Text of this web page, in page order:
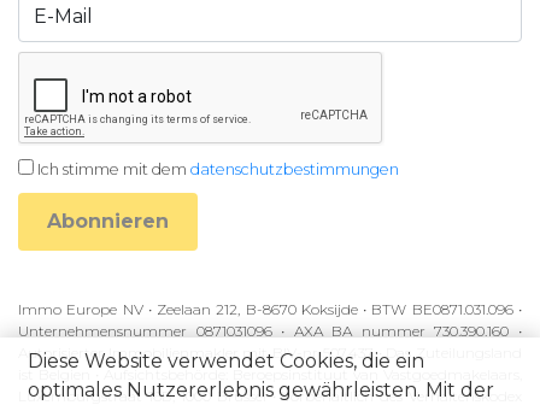
Ich stimme mit dem datenschutzbestimmungen
Abonnieren
Immo Europe NV • Zeelaan 212, B-8670 Koksijde • BTW BE0871.031.096 •
Unternehmensnummer 0871031096 • AXA BA nummer 730.390.160 •
Autorisierter Immobilienmakler mit BIV-nr 507.437 • Das Zuteilungsland
ist Belgien • Aufsichtsbehörde: Beroepsinstituut van Vastgoedmakelaars,
Luxemburgstraat 16B, 1000 Brussel • Vorbehaltlich des Verhaltenskodex
Diese Website verwendet Cookies, die ein
optimales Nutzererlebnis gewährleisten. Mit der